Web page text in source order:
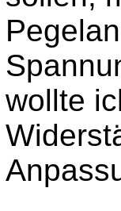
wollte